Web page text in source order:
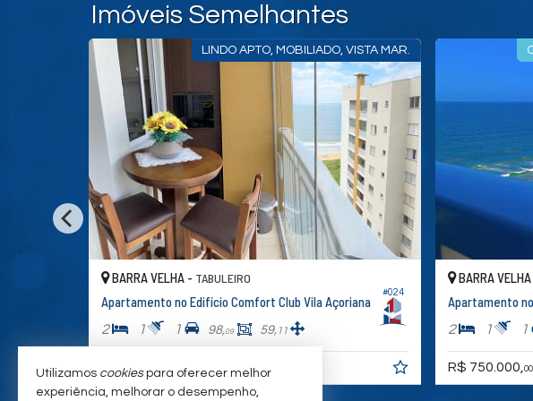
Imóveis Semelhantes
E PAISAGEM QUE ENCANTA.
Club Vila Açoriana
VISTA MAR, PÉ NA AREIA, MOBILIADO
BARRA VELHA -
Apartamento no Edifício Comfort Club Vila Açoriana
2 1 1 65,
R$ 750.000,
Utilizamos cookiespara oferecer melhor
experiência, melhorar o desempenho,